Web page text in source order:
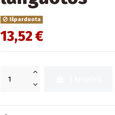
Išparduota
13,52 €